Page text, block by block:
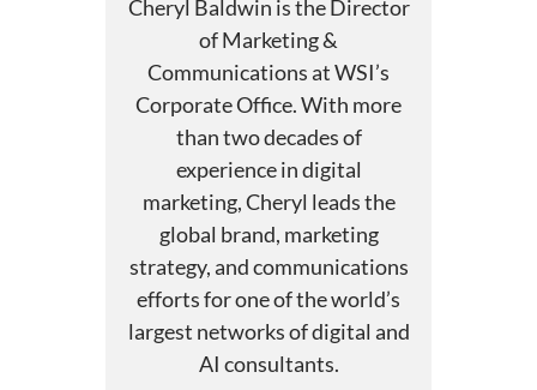
Cheryl Baldwin is the Director
of Marketing &
Communications at WSI’s
Corporate Office. With more
than two decades of
experience in digital
marketing, Cheryl leads the
global brand, marketing
strategy, and communications
efforts for one of the world’s
largest networks of digital and
AI consultants.